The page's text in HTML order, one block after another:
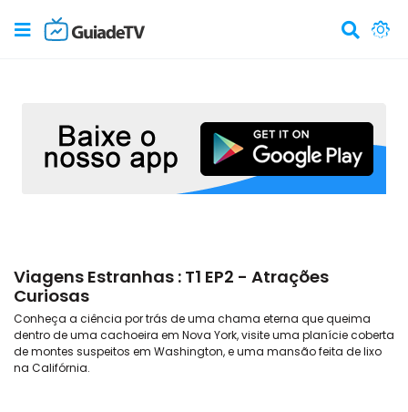
Viagens Estranhas : T1 EP2 - Atrações
Curiosas
Conheça a ciência por trás de uma chama eterna que queima
dentro de uma cachoeira em Nova York, visite uma planície coberta
de montes suspeitos em Washington, e uma mansão feita de lixo
na Califórnia.